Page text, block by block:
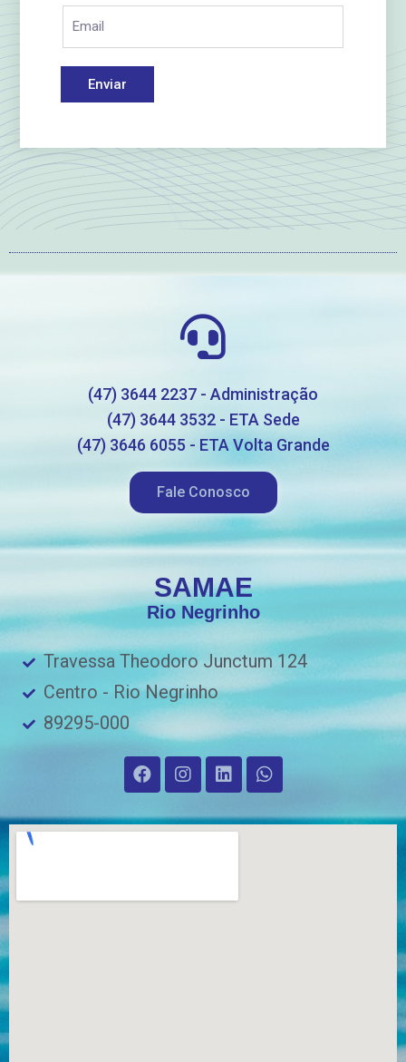
Enviar
(47) 3644 2237 - Administração
(47) 3644 3532 - ETA Sede
(47) 3646 6055 - ETA Volta Grande
Fale Conosco
SAMAE
Rio Negrinho
Travessa Theodoro Junctum 124
Centro - Rio Negrinho
89295-000